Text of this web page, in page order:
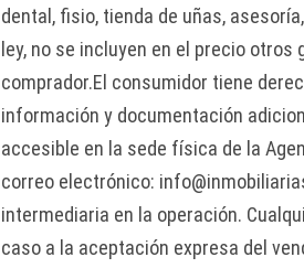
dental, fisio, tienda de uñas,
ley, no se incluyen en el precio
comprador.El consumidor tiene
información y documentación
accesible en la sede física de la
correo electrónico:
intermediaria en la operación.
caso a la aceptación expresa del